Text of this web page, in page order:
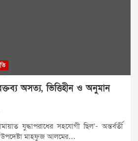
অসত্য, ভিত্তিহীন ও অনুমান
যুদ্ধাপরাধের সহযোগী ছিল’- অন্তর্বর্তী
উপদেষ্টা মাহফুজ আলমের…